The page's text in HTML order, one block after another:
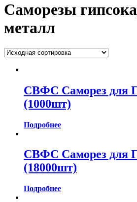
Саморезы
металл
СВФС Саморез для
(1000шт)
Подробнее
СВФС Саморез для
(18000шт)
Подробнее